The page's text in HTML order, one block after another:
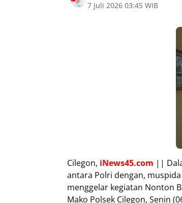
7 Juli 2026 03:45 WIB
Cilegon, iNews45.com ||
antara Polri dengan,
menggelar kegiatan Nonton
Mako Polsek Cilegon, Senin